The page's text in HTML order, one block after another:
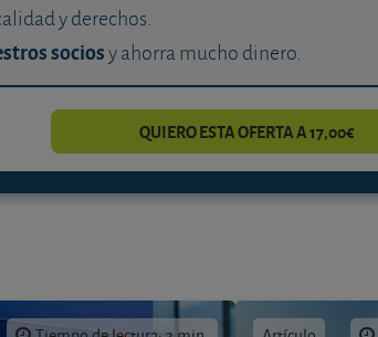
y derechos.
sociosy ahorra mucho dinero.
QUIERO ESTA OFERTA A 17,00€